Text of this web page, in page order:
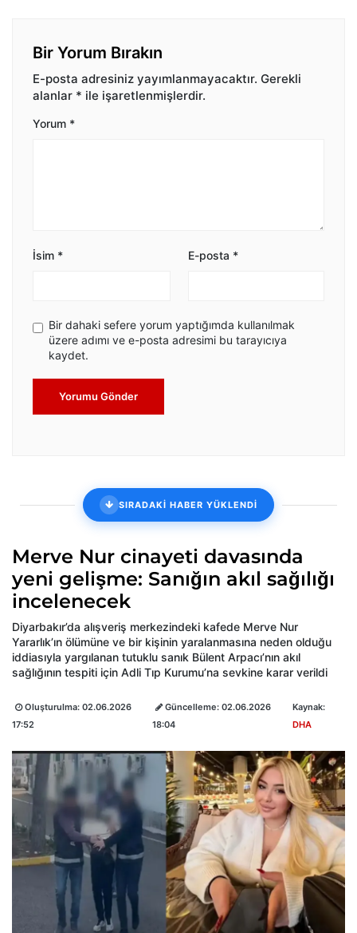
Bir Yorum Bırakın
E-posta adresiniz yayımlanmayacaktır. Gerekli
alanlar * ile işaretlenmişlerdir.
Yorum *
İsim * E-posta *
Bir dahaki sefere yorum yaptığımda kullanılmak
üzere adımı ve e-posta adresimi bu tarayıcıya
kaydet.
Yorumu Gönder
SIRADAKİ HABER YÜKLENDİ
Merve Nur cinayeti davasında
yeni gelişme: Sanığın akıl sağılığı
incelenecek
Diyarbakır’da alışveriş merkezindeki kafede Merve Nur
Yararlık’ın ölümüne ve bir kişinin yaralanmasına neden olduğu
iddiasıyla yargılanan tutuklu sanık Bülent Arpacı’nın akıl
sağlığının tespiti için Adli Tıp Kurumu’na sevkine karar verildi
Oluşturulma: 02.06.2026
17:52
Güncelleme: 02.06.2026
18:04
Kaynak:
DHA